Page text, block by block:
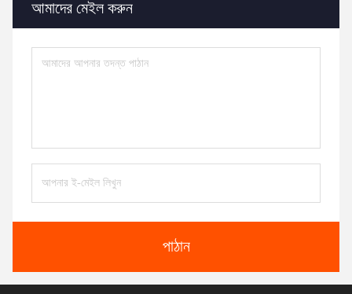
আমাদের মেইল ​​করুন
পাঠান